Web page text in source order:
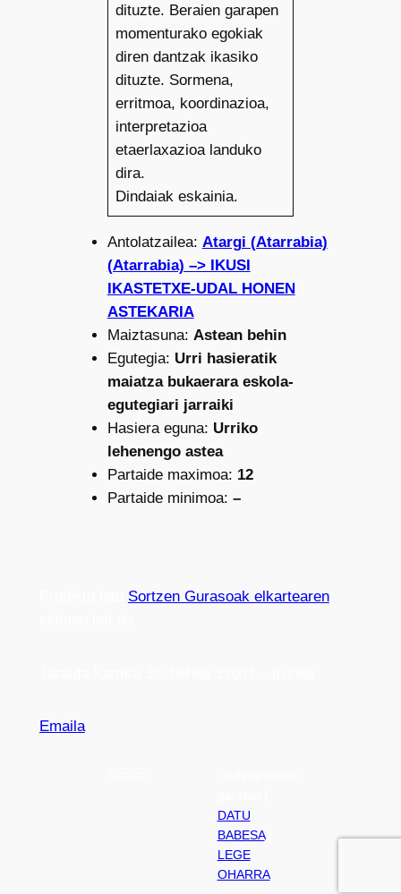
dituzte. Beraien garapen
momenturako egokiak
diren dantzak ikasiko
dituzte. Sormena,
erritmoa, koordinazioa,
interpretazioa
etaerlaxazioa landuko
dira.
Dindaiak eskainia.
Antolatzailea: Atargi (Atarrabia)
(Atarrabia) –> IKUSI
IKASTETXE-UDAL HONEN
ASTEKARIA
Maiztasuna: Astean behin
Egutegia: Urri hasieratik
maiatza bukaerara eskola-
egutegiari jarraiki
Hasiera eguna: Urriko
lehenengo astea
Partaide maximoa: 12
Partaide minimoa: –
Sortzen Gurasoak elkartearen
Emaila
DATU
BABESA|
LEGE
OHARRA